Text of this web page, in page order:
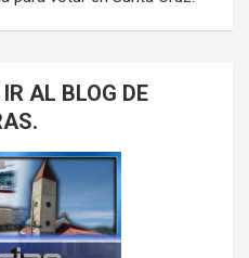
AL BLOG DE